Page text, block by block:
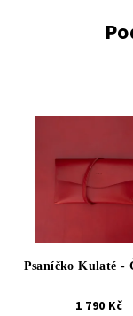
Psaníčko Kulaté -
1 790 Kč